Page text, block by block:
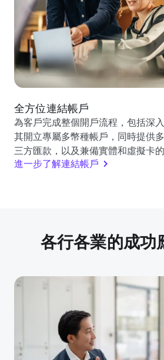
全方位連結帳戶
為客戶完成整個開戶流程，包括深
其開立專屬多幣種帳戶，同時提供
三方匯款，以及兼備實體和虛擬卡的
進一步了解連結帳戶
各行各業的成功